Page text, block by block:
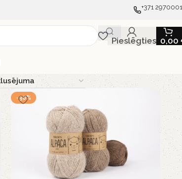
+371
Pieslēgties 0,00
-30%